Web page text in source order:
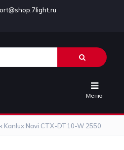
Меню
Kanlux Navi CTX-DT10-W 2550